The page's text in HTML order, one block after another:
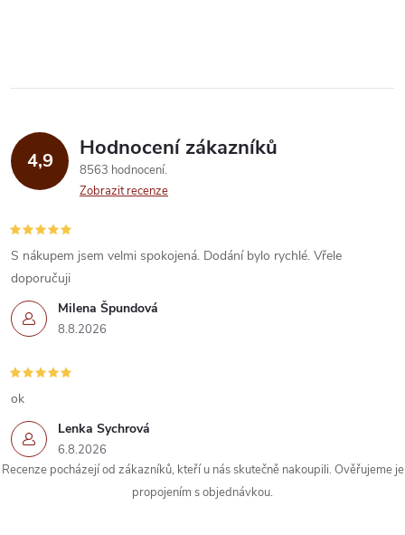
í
p
r
v
k
y
v
ý
p
i
k
v
á
n
4,9 Hodnocení zákazníků
8563 hodnocení
Zobrazit recenze
Milena Špundová
8.8.2026
S nákupem jsem velmi spokojená. Dodání bylo rychlé. Vřele
doporučuji
Lenka Sychrová
6.8.2026
ok
Recenze pocházejí od zákazníků, kteří u nás skutečně nakoupili. Ověřujeme je
propojením s objednávkou.